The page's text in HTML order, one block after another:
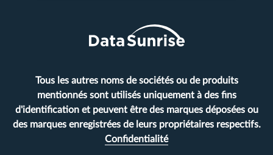
Tous les autres noms de sociétés ou de produits
mentionnés sont utilisés uniquement à des fins
d'identification et peuvent être des marques déposées ou
des marques enregistrées de leurs propriétaires respectifs.
Confidentialité